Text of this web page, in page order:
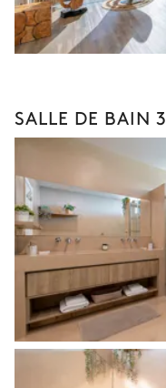
SALLE DE BAIN 3